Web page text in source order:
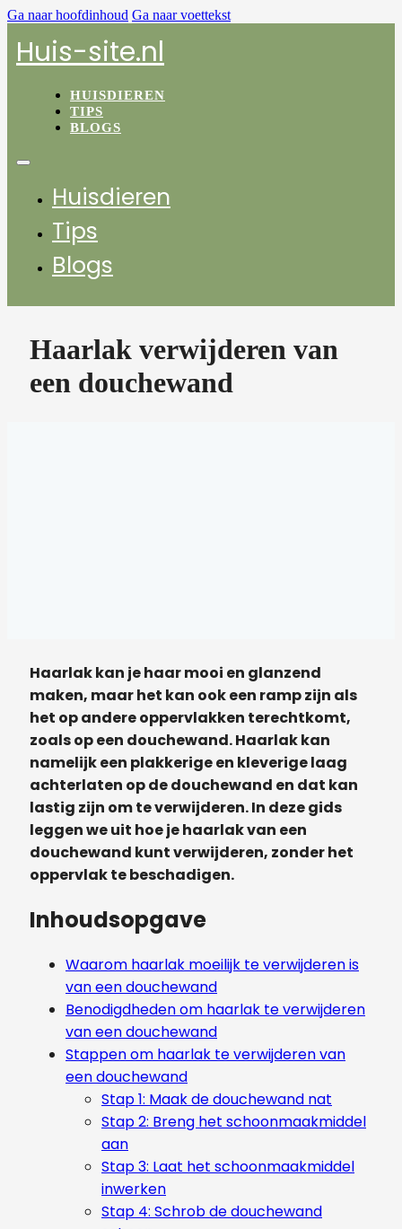
Ga naar hoofdinhoud Ga naar voettekst
Huis-site.nl
HUISDIEREN
TIPS
BLOGS
Huisdieren
Tips
Blogs
Haarlak verwijderen van
een douchewand
Haarlak kan je haar mooi en glanzend
maken, maar het kan ook een ramp zijn als
het op andere oppervlakken terechtkomt,
zoals op een douchewand. Haarlak kan
namelijk een plakkerige en kleverige laag
achterlaten op de douchewand en dat kan
lastig zijn om te verwijderen. In deze gids
leggen we uit hoe je haarlak van een
douchewand kunt verwijderen, zonder het
oppervlak te beschadigen.
Inhoudsopgave
Waarom haarlak moeilijk te verwijderen is
van een douchewand
Benodigdheden om haarlak te verwijderen
van een douchewand
Stappen om haarlak te verwijderen van
een douchewand
Stap 1: Maak de douchewand nat
Stap 2: Breng het schoonmaakmiddel
aan
Stap 3: Laat het schoonmaakmiddel
inwerken
Stap 4: Schrob de douchewand